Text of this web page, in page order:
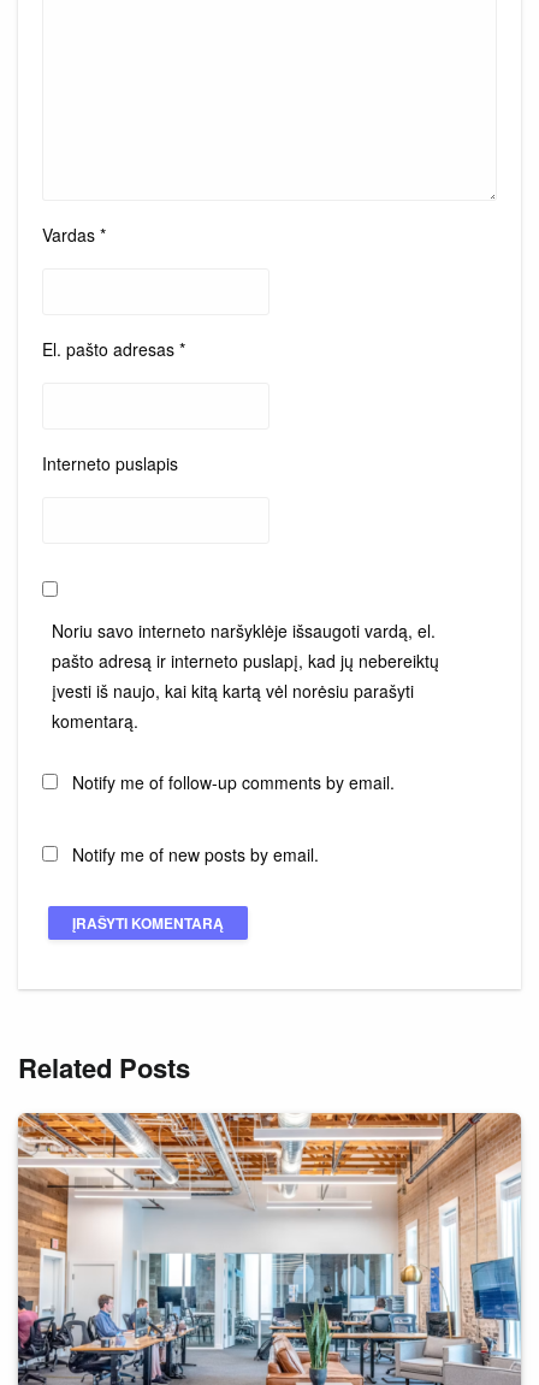
Vardas *
El. pašto adresas *
Interneto puslapis
Noriu savo interneto naršyklėje išsaugoti vardą, el.
pašto adresą ir interneto puslapį, kad jų nebereiktų
įvesti iš naujo, kai kitą kartą vėl norėsiu parašyti
komentarą.
Notify me of follow-up comments by email.
Notify me of new posts by email.
Related Posts